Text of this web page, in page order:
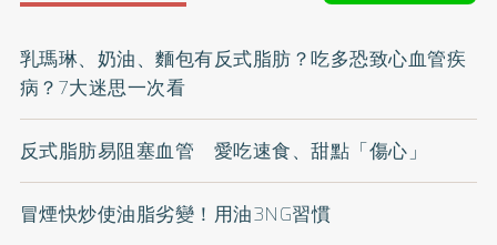
乳瑪琳、奶油、麵包有反式脂肪？吃多恐致心血管疾
病？7大迷思一次看
反式脂肪易阻塞血管 愛吃速食、甜點「傷心」
冒煙快炒使油脂劣變！用油3NG習慣